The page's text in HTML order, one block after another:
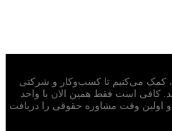
با آگاهی بخشی موضوعات حقوقی، کمک می‌‎کنیم تا کسب‌وکار و شرکتی
کافی است فقط همین الان با واحد
و اولین وقت مشاوره حقوقی را دریافت